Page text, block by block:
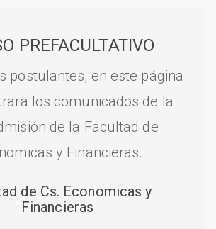
PREFACULTATIVO
postulantes, en este página
los comunicados de la
de la Facultad de
y Financieras.
de Cs. Economicas y
Financieras